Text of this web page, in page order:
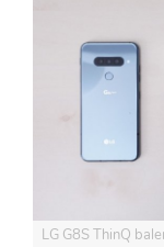
LG G8S ThinQ